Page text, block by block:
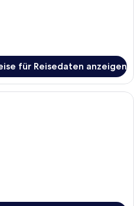
für Reisedaten anzeigen
1 Schlafzimmer, kostenloses WLAN,